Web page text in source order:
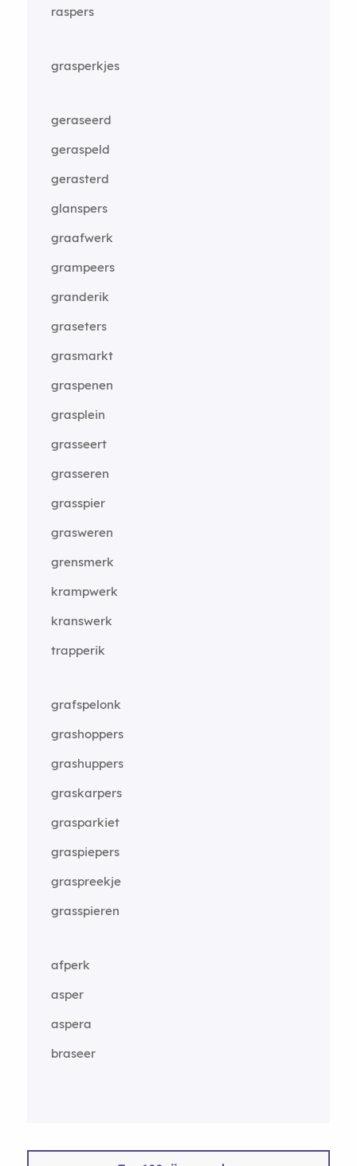
raspers
grasperkjes
geraseerd
geraspeld
gerasterd
glanspers
graafwerk
grampeers
granderik
graseters
grasmarkt
graspenen
grasplein
grasseert
grasseren
grasspier
grasweren
grensmerk
krampwerk
kranswerk
trapperik
grafspelonk
grashoppers
grashuppers
graskarpers
grasparkiet
graspiepers
graspreekje
grasspieren
afperk
asper
aspera
braseer